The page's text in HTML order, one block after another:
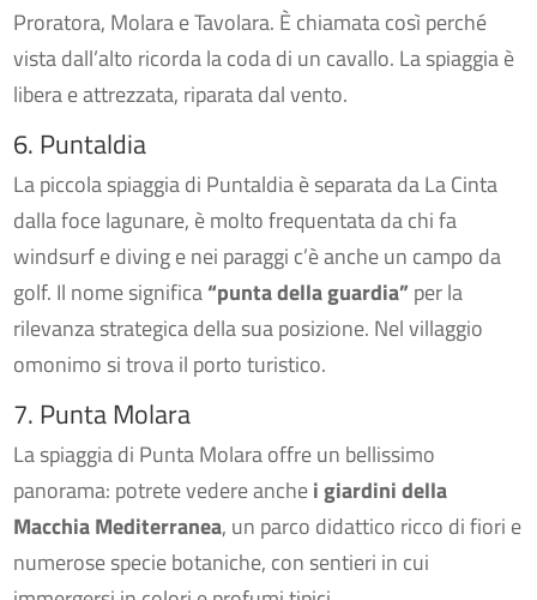
Proratora, Molara e Tavolara. È chiamata così perché
vista dall’alto ricorda la coda di un cavallo. La spiaggia è
libera e attrezzata, riparata dal vento.
6. Puntaldia
La piccola spiaggia di Puntaldia è separata da La Cinta
dalla foce lagunare, è molto frequentata da chi fa
windsurf e diving e nei paraggi c’è anche un campo da
golf. Il nome significa“punta della guardia”per la
rilevanza strategica della sua posizione. Nel villaggio
omonimo si trova il porto turistico.
7. Punta Molara
La spiaggia di Punta Molara offre un bellissimo
panorama: potrete vedere anchei giardini della
Macchia Mediterranea, un parco didattico ricco di fiori e
numerose specie botaniche, con sentieri in cui